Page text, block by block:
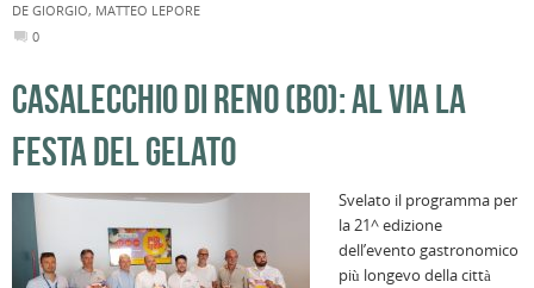
DE GIORGIO, MATTEO LEPORE
0
CASALECCHIO DI RENO (BO): AL VIA LA
FESTA DEL GELATO
Svelato il programma per
la 21^ edizione
dell’evento gastronomico
più longevo della città